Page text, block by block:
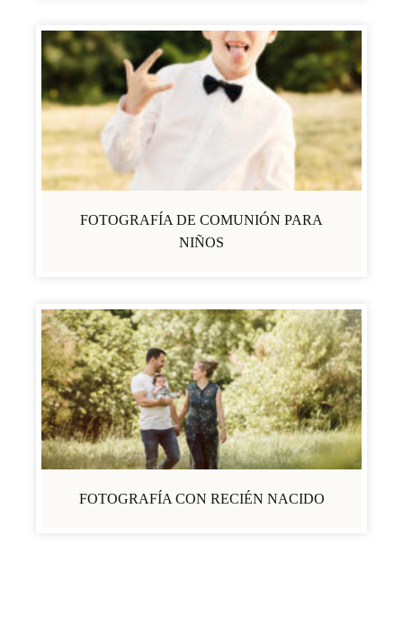
FOTOGRAFÍA DE COMUNIÓN PARA
NIÑOS
FOTOGRAFÍA CON RECIÉN NACIDO